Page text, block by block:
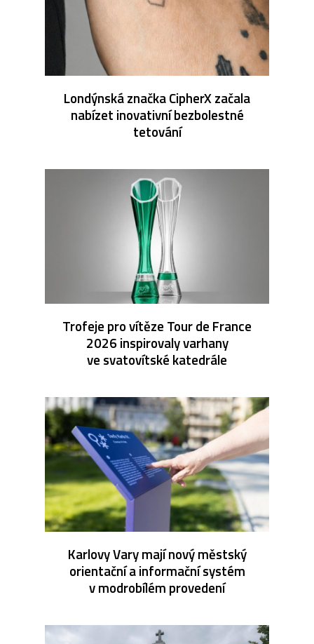
Londýnská značka CipherX začala
nabízet inovativní bezbolestné
tetování
Trofeje pro vítěze Tour de France
2026 inspirovaly varhany
ve svatovítské katedrále
Karlovy Vary mají nový městský
orientační a informační systém
v modrobílém provedení